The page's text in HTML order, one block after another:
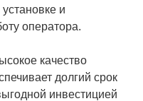
и
оператора.
качество
долгий срок
инвестицией